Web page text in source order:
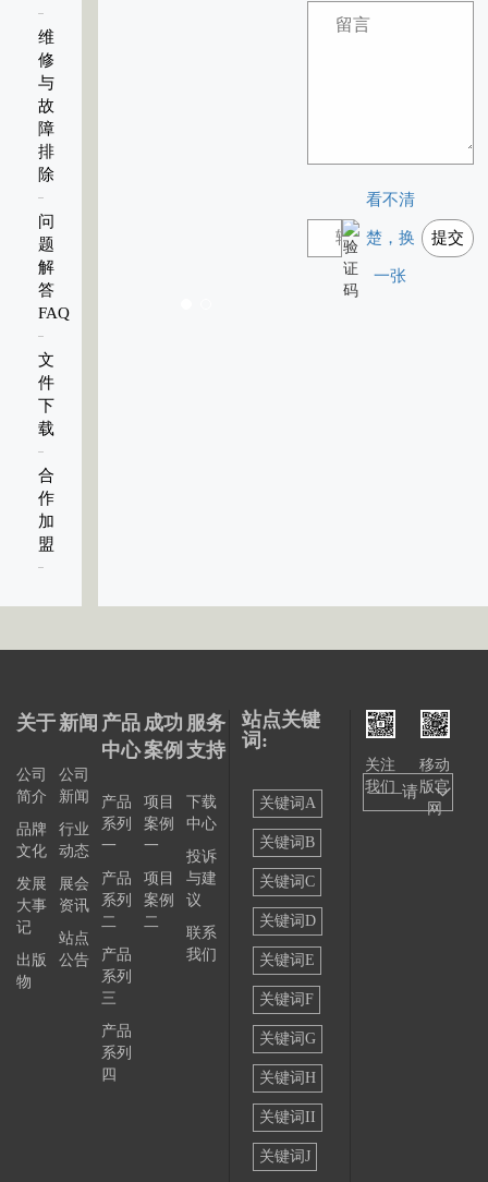
维
修
与
故
障
排
除
问
题
解
答
FAQ
文
件
下
载
合
作
加
盟
看不清
楚，换
一张
提交
关于
公司
简介
品牌
文化
发展
大事
记
出版
物
新闻
公司
新闻
行业
动态
展会
资讯
站点
公告
产品
中心
产品
系列
一
产品
系列
二
产品
系列
三
产品
系列
四
成功
案例
项目
案例
一
项目
案例
二
服务
支持
下载
中心
投诉
与建
议
联系
我们
站点关键
词:
关键词A
关键词B
关键词C
关键词D
关键词E
关键词F
关键词G
关键词H
关键词II
关键词J
关注
我们
移动
版官
网
——请